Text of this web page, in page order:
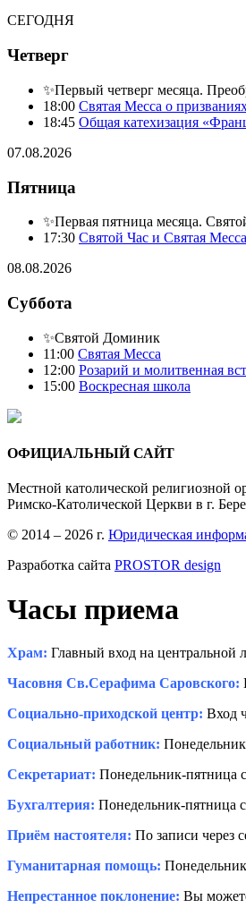
СЕГОДНЯ
Четверг
✨Первый четверг месяца.
18:00 Святая Месса о
18:45 Общая катехизация
07.08.2026
Пятница
✨Первая пятница месяца.
17:30 Святой Час и Святая Месса
08.08.2026
Суббота
✨Святой Доминик
11:00 Святая Месса
12:00 Розарий и молитвенная
15:00 Воскресная школа
ОФИЦИАЛЬНЫЙ САЙТ
Местной католической религиозной
Римско-Католической Церкви в г.
© 2014 – 2026 г. Юридическая
Разработка сайта PROSTOR design
Часы приема
Храм: Главный вход на центральной
Часовня Св.Серафима Саровского:
Социально-приходской центр: Вход
Социальный работник:
Секретариат: Понедельник-пятница
Бухгалтерия: Понедельник-пятница
Приём настоятеля: По записи через
Гуманитарная помощь:
Непрестанное поклонение: Вы